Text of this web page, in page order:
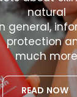
ingredients
combined
cosmetics in
without
natural
general,
protection
much more
READ NOW